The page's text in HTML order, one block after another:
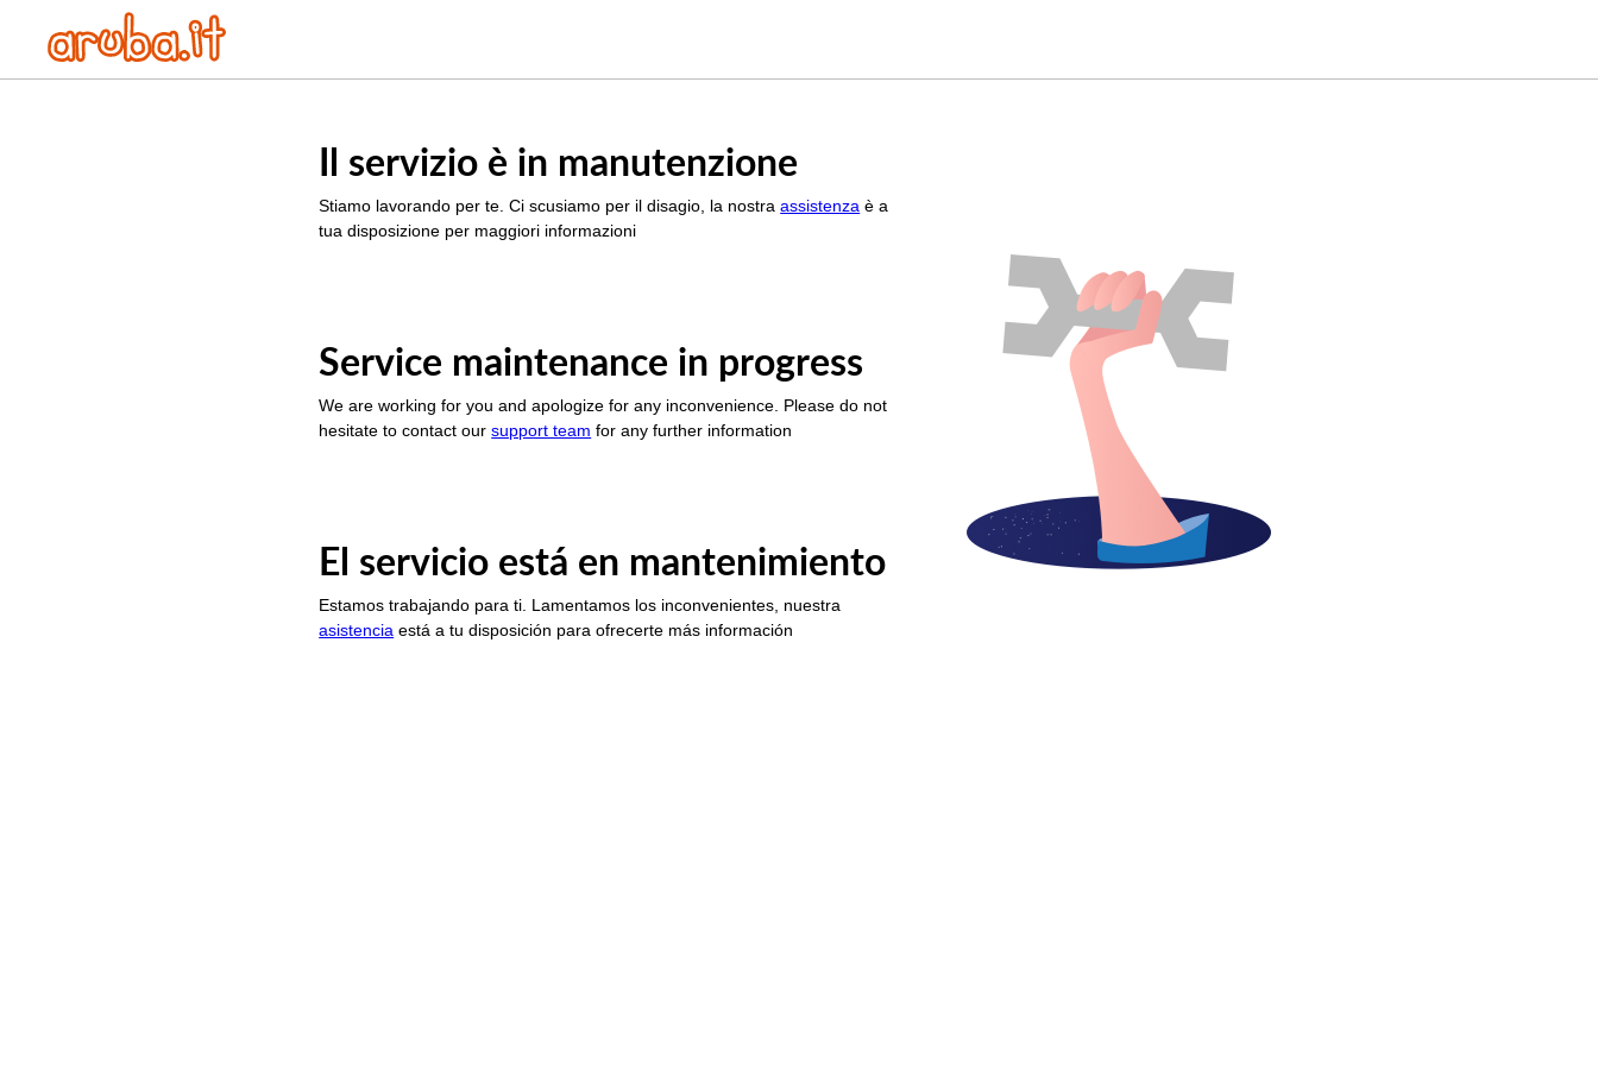
Il servizio è in manutenzione
Stiamo lavorando per te. Ci scusiamo per il disagio, la nostraassistenza è a
tua disposizione per maggiori informazioni
Service maintenance in progress
We are working for you and apologize for any inconvenience. Please do not
hesitate to contact oursupport team for any further information
El servicio está en mantenimiento
Estamos trabajando para ti. Lamentamos los inconvenientes, nuestra
asistencia está a tu disposición para ofrecerte más información